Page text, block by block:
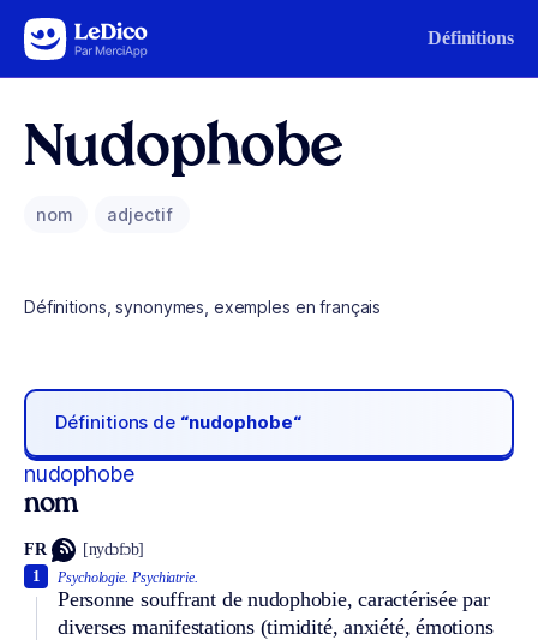
Aller au contenu Définitions
Nudophobe
nom adjectif
Définitions, synonymes, exemples en français
Définitions de “nudophobe“
nudophobe
nom
FR [nydɔfɔb]
Psychologie. Psychiatrie.
Personne souffrant de nudophobie, caractérisée par
diverses manifestations (timidité, anxiété, émotions
1